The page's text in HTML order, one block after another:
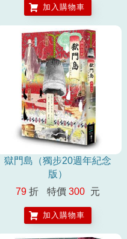
加入購物車
獄門島（獨步20週年紀念
版）
79 折 特價 300 元
加入購物車